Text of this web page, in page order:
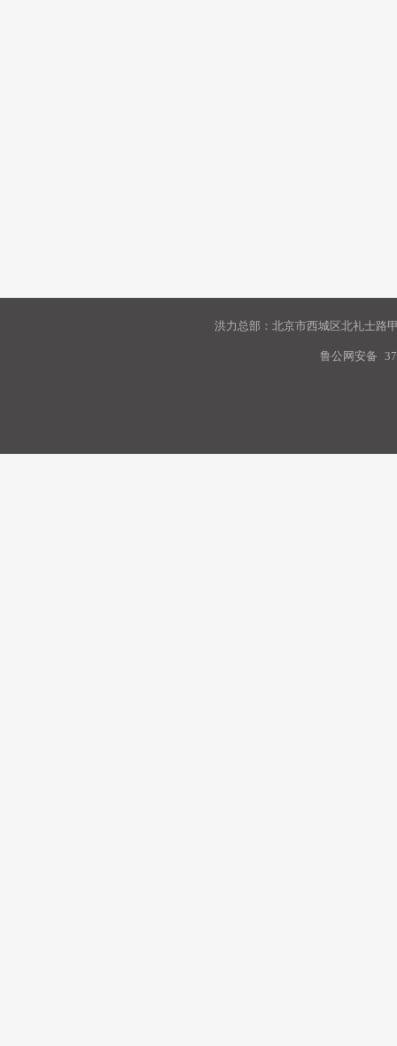
洪力总部：北京市西城区北礼士路
鲁公网安备